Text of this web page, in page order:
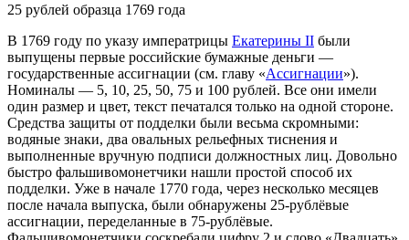
25 рублей образца 1769 года
В 1769 году по указу императрицы Екатерины II были
выпущены первые российские бумажные деньги —
государственные ассигнации (см. главу «Ассигнации»).
Номиналы — 5, 10, 25, 50, 75 и 100 рублей. Все они имели
один размер и цвет, текст печатался только на одной стороне.
Средства защиты от подделки были весьма скромными:
водяные знаки, два овальных рельефных тиснения и
выполненные вручную подписи должностных лиц. Довольно
быстро фальшивомонетчики нашли простой способ их
подделки. Уже в начале 1770 года, через несколько месяцев
после начала выпуска, были обнаружены 25-рублёвые
ассигнации, переделанные в 75-рублёвые.